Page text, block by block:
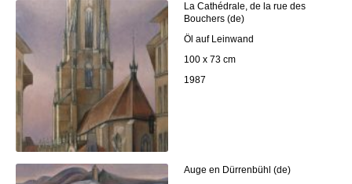
La Cathédrale, de la rue des
Bouchers (de)
Öl auf Leinwand
100 x 73 cm
1987
Auge en Dürrenbühl (de)